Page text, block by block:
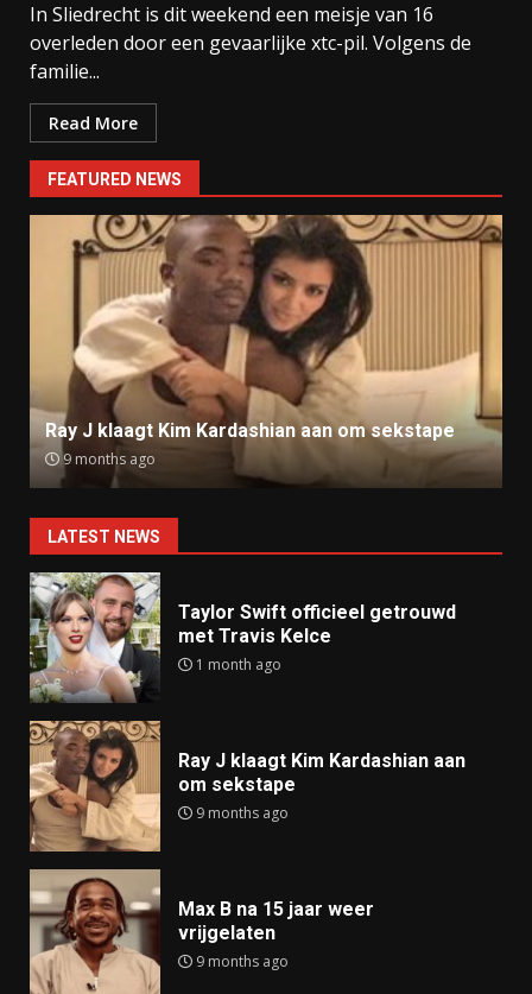
In Sliedrecht is dit weekend een meisje van 16
overleden door een gevaarlijke xtc-pil. Volgens de
familie...
Read More
FEATURED NEWS
Ray J klaagt Kim Kardashian aan om sekstape
9 months ago
LATEST NEWS
Taylor Swift officieel getrouwd
met Travis Kelce
1 month ago
Ray J klaagt Kim Kardashian aan
om sekstape
9 months ago
Max B na 15 jaar weer
vrijgelaten
9 months ago